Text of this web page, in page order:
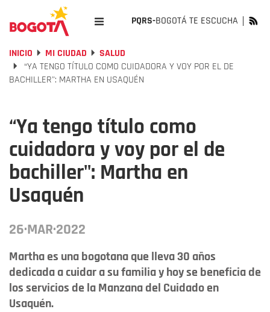
PQRS-BOGOTÁ TE ESCUCHA
INICIO MI CIUDAD
SALUD
“YA TENGO TÍTULO COMO CUIDADORA Y VOY POR EL DE
BACHILLER": MARTHA EN USAQUÉN
“Ya tengo título como
cuidadora y voy por el de
bachiller": Martha en
Usaquén
26·MAR·2022
Martha es una bogotana que lleva 30 años
dedicada a cuidar a su familia y hoy se beneficia de
los servicios de la Manzana del Cuidado en
Usaquén.